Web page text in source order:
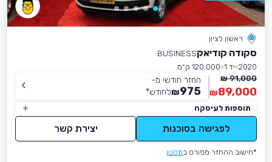
ראשון לציון
סקודה קודיאקBUSINESS
2020 יד 1
120,000 ק״מ
91,000 ₪
89,000
₪
החזר חודשי מ-
975
₪לחודש*
תוספות לעיסקה
לפגישה בסוכנות יצירת קשר
*חישוב ההחזר מפורט בתקנון